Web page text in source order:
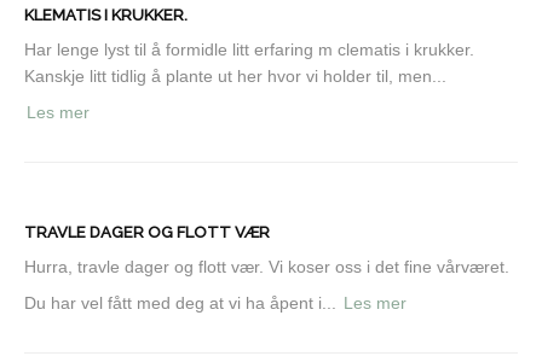
KLEMATIS I KRUKKER.
Har lenge lyst til å formidle litt erfaring m clematis i krukker.
Kanskje litt tidlig å plante ut her hvor vi holder til, men...
Les mer
TRAVLE DAGER OG FLOTT VÆR
Hurra, travle dager og flott vær. Vi koser oss i det fine vårværet.
Du har vel fått med deg at vi ha åpent i...
Les mer